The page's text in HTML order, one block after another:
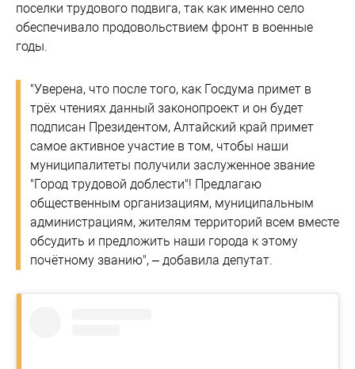
поселки трудового подвига, так как именно село
обеспечивало продовольствием фронт в военные
годы.
"Уверена, что после того, как Госдума примет в
трёх чтениях данный законопроект и он будет
подписан Президентом, Алтайский край примет
самое активное участие в том, чтобы наши
муниципалитеты получили заслуженное звание
"Город трудовой доблести"! Предлагаю
общественным организациям, муниципальным
администрациям, жителям территорий всем вместе
обсудить и предложить наши города к этому
почётному званию", – добавила депутат.